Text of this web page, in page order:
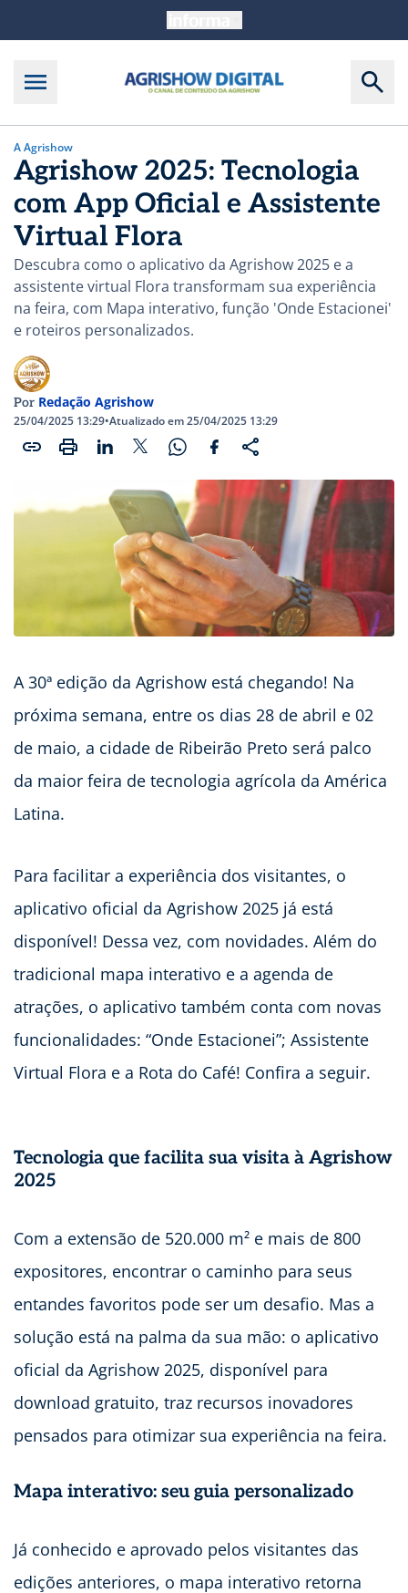
A Agrishow
Agrishow 2025: Tecnologia
com App Oficial e Assistente
Virtual Flora
Descubra como o aplicativo da Agrishow 2025 e a
assistente virtual Flora transformam sua experiência
na feira, com Mapa interativo, função 'Onde Estacionei'
e roteiros personalizados.
Por Redação Agrishow
25/04/2025 13:29•Atualizado em 25/04/2025 13:29
A 30ª edição da Agrishow está chegando! Na
próxima semana, entre os dias 28 de abril e 02
de maio, a cidade de Ribeirão Preto será palco
da maior feira de tecnologia agrícola da América
Latina.
Para facilitar a experiência dos visitantes, o
aplicativo oficial da Agrishow 2025 já está
disponível! Dessa vez, com novidades. Além do
tradicional mapa interativo e a agenda de
atrações, o aplicativo também conta com novas
funcionalidades: “Onde Estacionei”; Assistente
Virtual Flora e a Rota do Café! Confira a seguir.
Tecnologia que facilita sua visita à Agrishow
2025
Com a extensão de 520.000 m² e mais de 800
expositores, encontrar o caminho para seus
entandes favoritos pode ser um desafio. Mas a
solução está na palma da sua mão: o aplicativo
oficial da Agrishow 2025, disponível para
download gratuito, traz recursos inovadores
pensados para otimizar sua experiência na feira.
Mapa interativo: seu guia personalizado
Já conhecido e aprovado pelos visitantes das
edições anteriores, o mapa interativo retorna